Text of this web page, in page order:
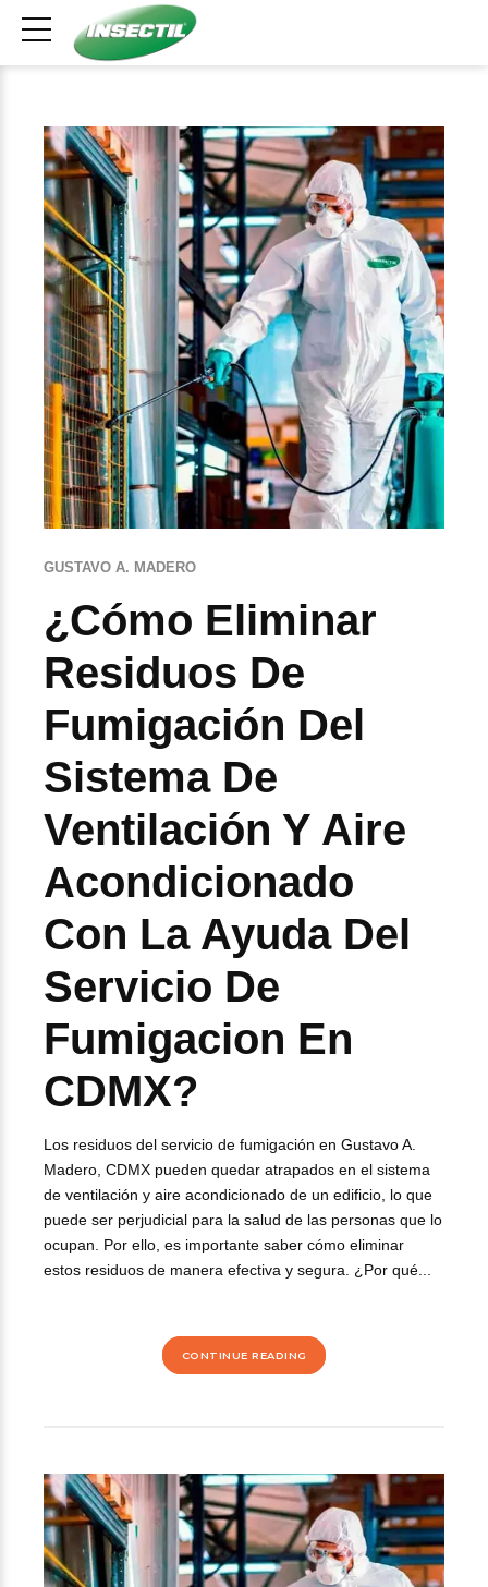
GUSTAVO A. MADERO
¿Cómo Eliminar
Residuos De
Fumigación Del
Sistema De
Ventilación Y Aire
Acondicionado
Con La Ayuda Del
Servicio De
Fumigacion En
CDMX?
Los residuos del servicio de fumigación en Gustavo A.
Madero, CDMX pueden quedar atrapados en el sistema
de ventilación y aire acondicionado de un edificio, lo que
puede ser perjudicial para la salud de las personas que lo
ocupan. Por ello, es importante saber cómo eliminar
estos residuos de manera efectiva y segura. ¿Por qué...
CONTINUE READING